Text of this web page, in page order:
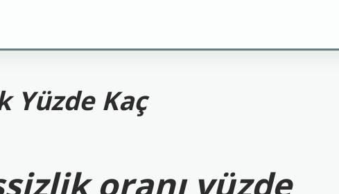
Yüzde Kaç
oranı yüzde